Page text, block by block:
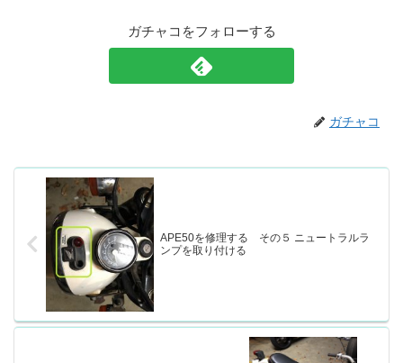
ガチャコをフォローする
ガチャコ
APE50を修理する その５ ニュートラルラ
ンプを取り付ける